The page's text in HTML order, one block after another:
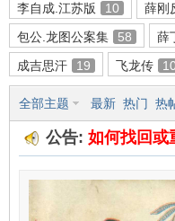
李自成.江苏版
10 薛刚
包公.龙图公案集
58 薛
成吉思汗
19 飞龙传 10
全部主题 最新 热门 热
公告: 如何找回或